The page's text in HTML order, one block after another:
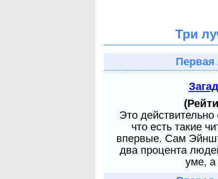
Три
Первая
Это
что есть такие
впервые. Сам
два процента
уме, а